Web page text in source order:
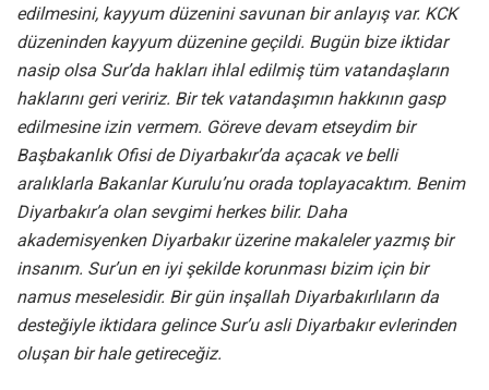
edilmesini, kayyum düzenini savunan bir anlayış var. KCK
düzeninden kayyum düzenine geçildi. Bugün bize iktidar
nasip olsa Sur’da hakları ihlal edilmiş tüm vatandaşların
haklarını geri veririz. Bir tek vatandaşımın hakkının gasp
edilmesine izin vermem. Göreve devam etseydim bir
Başbakanlık Ofisi de Diyarbakır’da açacak ve belli
aralıklarla Bakanlar Kurulu’nu orada toplayacaktım. Benim
Diyarbakır’a olan sevgimi herkes bilir. Daha
akademisyenken Diyarbakır üzerine makaleler yazmış bir
insanım. Sur’un en iyi şekilde korunması bizim için bir
namus meselesidir. Bir gün inşallah Diyarbakırlıların da
desteğiyle iktidara gelince Sur’u asli Diyarbakır evlerinden
oluşan bir hale getireceğiz.